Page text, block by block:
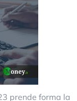
prende forma la